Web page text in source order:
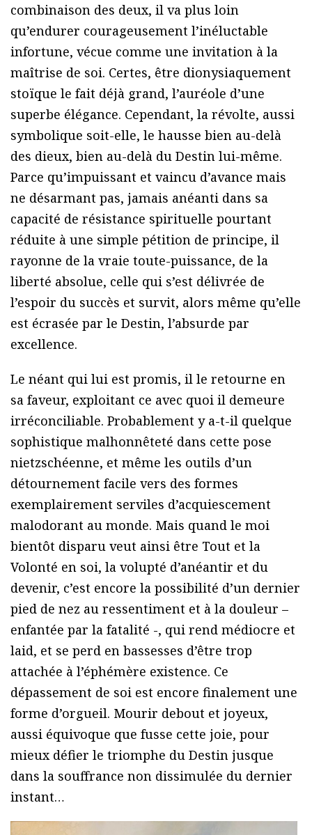
combinaison des deux, il va plus loin
qu’endurer courageusement l’inéluctable
infortune, vécue comme une invitation à la
maîtrise de soi. Certes, être dionysiaquement
stoïque le fait déjà grand, l’auréole d’une
superbe élégance. Cependant, la révolte, aussi
symbolique soit-elle, le hausse bien au-delà
des dieux, bien au-delà du Destin lui-même.
Parce qu’impuissant et vaincu d’avance mais
ne désarmant pas, jamais anéanti dans sa
capacité de résistance spirituelle pourtant
réduite à une simple pétition de principe, il
rayonne de la vraie toute-puissance, de la
liberté absolue, celle qui s’est délivrée de
l’espoir du succès et survit, alors même qu’elle
est écrasée par le Destin, l’absurde par
excellence.
Le néant qui lui est promis, il le retourne en
sa faveur, exploitant ce avec quoi il demeure
irréconciliable. Probablement y a-t-il quelque
sophistique malhonnêteté dans cette pose
nietzschéenne, et même les outils d’un
détournement facile vers des formes
exemplairement serviles d’acquiescement
malodorant au monde. Mais quand le moi
bientôt disparu veut ainsi être Tout et la
Volonté en soi, la volupté d’anéantir et du
devenir, c’est encore la possibilité d’un dernier
pied de nez au ressentiment et à la douleur –
enfantée par la fatalité -, qui rend médiocre et
laid, et se perd en bassesses d’être trop
attachée à l’éphémère existence. Ce
dépassement de soi est encore finalement une
forme d’orgueil. Mourir debout et joyeux,
aussi équivoque que fusse cette joie, pour
mieux défier le triomphe du Destin jusque
dans la souffrance non dissimulée du dernier
instant…